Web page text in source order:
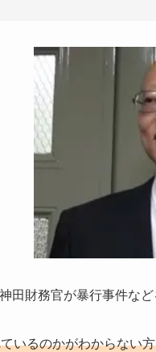
田財務官が暴行事件など
いるのかがわからない